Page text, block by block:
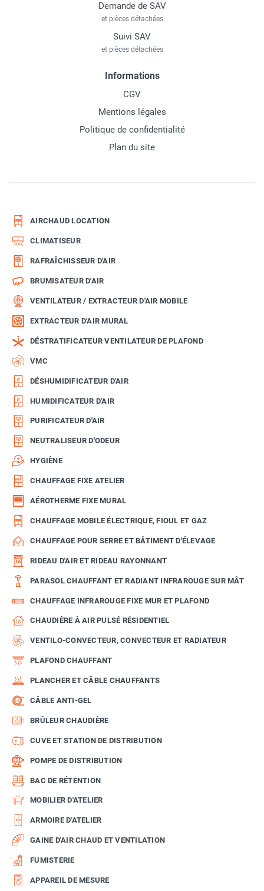
Demande de SAV
et pièces détachées
Suivi SAV
et pièces détachées
Informations
CGV
Mentions légales
Politique de confidentialité
Plan du site
AIRCHAUD LOCATION
CLIMATISEUR
RAFRAÎCHISSEUR D'AIR
BRUMISATEUR D'AIR
VENTILATEUR / EXTRACTEUR D'AIR MOBILE
EXTRACTEUR D'AIR MURAL
DÉSTRATIFICATEUR VENTILATEUR DE PLAFOND
VMC
DÉSHUMIDIFICATEUR D'AIR
HUMIDIFICATEUR D'AIR
PURIFICATEUR D'AIR
NEUTRALISEUR D'ODEUR
HYGIÈNE
CHAUFFAGE FIXE ATELIER
AÉROTHERME FIXE MURAL
CHAUFFAGE MOBILE ÉLECTRIQUE, FIOUL ET GAZ
CHAUFFAGE POUR SERRE ET BÂTIMENT D'ÉLEVAGE
RIDEAU D'AIR ET RIDEAU RAYONNANT
PARASOL CHAUFFANT ET RADIANT INFRAROUGE SUR MÂT
CHAUFFAGE INFRAROUGE FIXE MUR ET PLAFOND
CHAUDIÈRE À AIR PULSÉ RÉSIDENTIEL
VENTILO-CONVECTEUR, CONVECTEUR ET RADIATEUR
PLAFOND CHAUFFANT
PLANCHER ET CÂBLE CHAUFFANTS
CÂBLE ANTI-GEL
BRÛLEUR CHAUDIÈRE
CUVE ET STATION DE DISTRIBUTION
POMPE DE DISTRIBUTION
BAC DE RÉTENTION
MOBILIER D'ATELIER
ARMOIRE D'ATELIER
GAINE D'AIR CHAUD ET VENTILATION
FUMISTERIE
APPAREIL DE MESURE